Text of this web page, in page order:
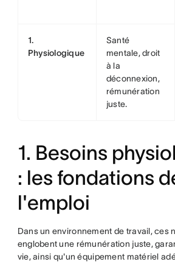
1.
Physiologique
Santé
mentale, droit
à la
déconnexion,
rémunération
juste.
1. Besoins
: les fondations
l'emploi
Dans un environnement de travail, ces
englobent une rémunération juste,
vie, ainsi qu'un équipement matériel